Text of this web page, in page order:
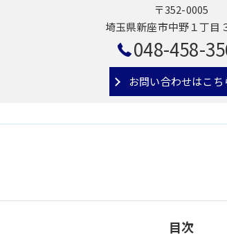
〒352-0005
埼玉県新座市中野１丁目
048-458-
お問い合わせはこち
目次